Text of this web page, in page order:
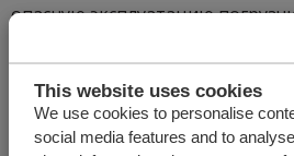
This website uses cookies
We use cookies to personalise
social media features and to
опасную эксплуатацию
пространство на погрузочных
Хотите узнать больше о том,
автоматизированная система